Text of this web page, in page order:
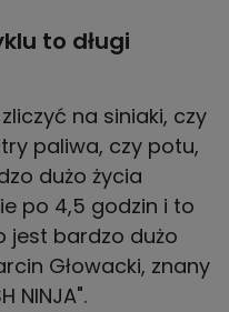
to długi
na siniaki, czy
paliwa, czy potu,
dużo życia
po 4,5 godzin i to
jest bardzo dużo
Głowacki, znany
NINJA".